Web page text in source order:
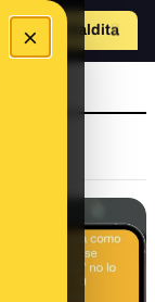
×
Hazte Maldito